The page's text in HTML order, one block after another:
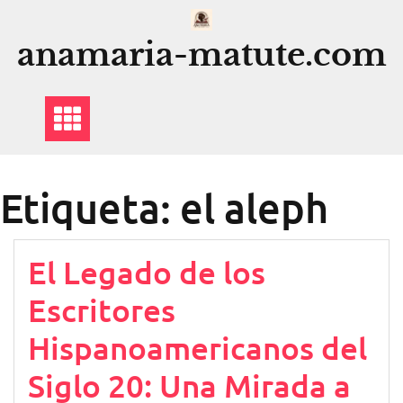
contenido
anamaria-matute.com
Etiqueta: el aleph
El Legado de los
Escritores
Hispanoamericanos del
Siglo 20: Una Mirada a